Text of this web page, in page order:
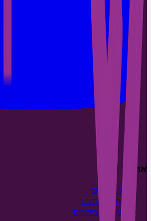
אודות
על ביקורים
כיתה מתנדבת
מסע של ביקורים